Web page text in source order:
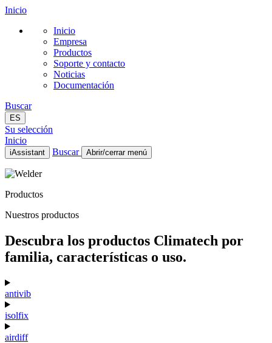
Inicio
Inicio
Empresa
Productos
Soporte y contacto
Noticias
Documentación
Buscar
ES
Su selección
Inicio
iAssistant Buscar Abrir/cerrar menú
Inicio
Productos
Noticias
ES
Productos
Nuestros productos
Descubra los productos Climatech por
familia, características o uso.
antivib
isolfix
airdiff